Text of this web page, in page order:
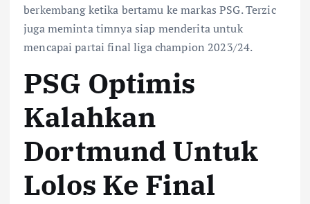
berkembang ketika bertamu ke markas PSG. Terzic
juga meminta timnya siap menderita untuk
mencapai partai final liga champion 2023/24.
PSG Optimis
Kalahkan
Dortmund Untuk
Lolos Ke Final